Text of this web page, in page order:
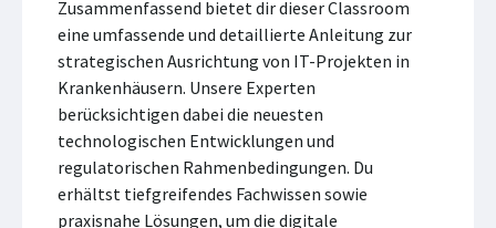
Zusammenfassend bietet dir dieser Classroom
eine umfassende und detaillierte Anleitung zur
strategischen Ausrichtung von IT-Projekten in
Krankenhäusern. Unsere Experten
berücksichtigen dabei die neuesten
technologischen Entwicklungen und
regulatorischen Rahmenbedingungen. Du
erhältst tiefgreifendes Fachwissen sowie
praxisnahe Lösungen, um die digitale